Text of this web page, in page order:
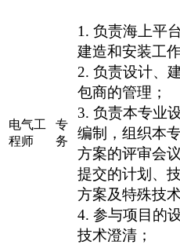
电气工
程师
专
务
1. 负责海上平
建造和安装工作
2. 负责设计、
包商的管理；
3. 负责本专业
编制，组织本
方案的评审会
提交的计划、
方案及特殊技
4. 参与项目的
技术澄清；